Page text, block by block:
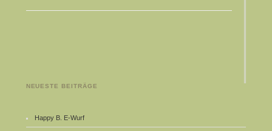
NEUESTE BEITRÄGE
Happy B. E-Wurf